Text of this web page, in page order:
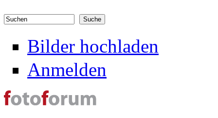
Suchformular
Bilder hochladen
Anmelden